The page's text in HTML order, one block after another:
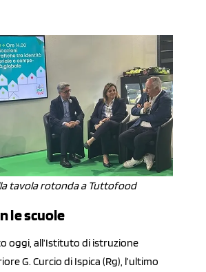
tavola rotonda a Tuttofood
le scuole
oggi, all’Istituto di istruzione
G. Curcio di Ispica (Rg), l’ultimo